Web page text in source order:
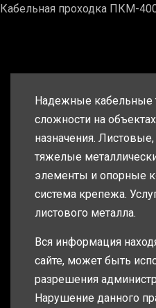
Кабельная проходка ПКМ-
Надежные кабельные
сложности на
назначения.
тяжелые
элементы и опорные
система крепежа.
листового металла.
Вся информация
сайте, может быть
разрешения
Нарушение данного